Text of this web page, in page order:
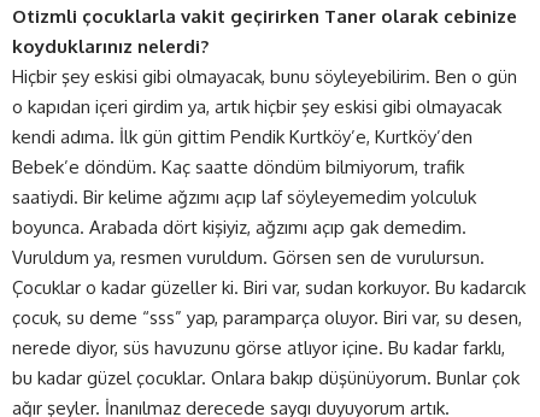
Otizmli çocuklarla vakit geçirirken Taner olarak cebinize
koyduklarınız nelerdi?
Hiçbir şey eskisi gibi olmayacak, bunu söyleyebilirim. Ben o gün
o kapıdan içeri girdim ya, artık hiçbir şey eskisi gibi olmayacak
kendi adıma. İlk gün gittim Pendik Kurtköy’e, Kurtköy’den
Bebek’e döndüm. Kaç saatte döndüm bilmiyorum, trafik
saatiydi. Bir kelime ağzımı açıp laf söyleyemedim yolculuk
boyunca. Arabada dört kişiyiz, ağzımı açıp gak demedim.
Vuruldum ya, resmen vuruldum. Görsen sen de vurulursun.
Çocuklar o kadar güzeller ki. Biri var, sudan korkuyor. Bu kadarcık
çocuk, su deme “sss” yap, paramparça oluyor. Biri var, su desen,
nerede diyor, süs havuzunu görse atlıyor içine. Bu kadar farklı,
bu kadar güzel çocuklar. Onlara bakıp düşünüyorum. Bunlar çok
ağır şeyler. İnanılmaz derecede saygı duyuyorum artık.